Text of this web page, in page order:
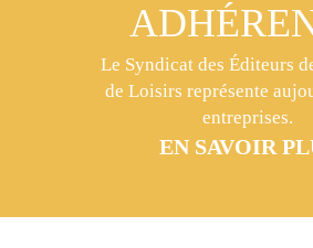
Le Syndicat des Éditeurs
de Loisirs représente
entreprises.
EN SAVOIR